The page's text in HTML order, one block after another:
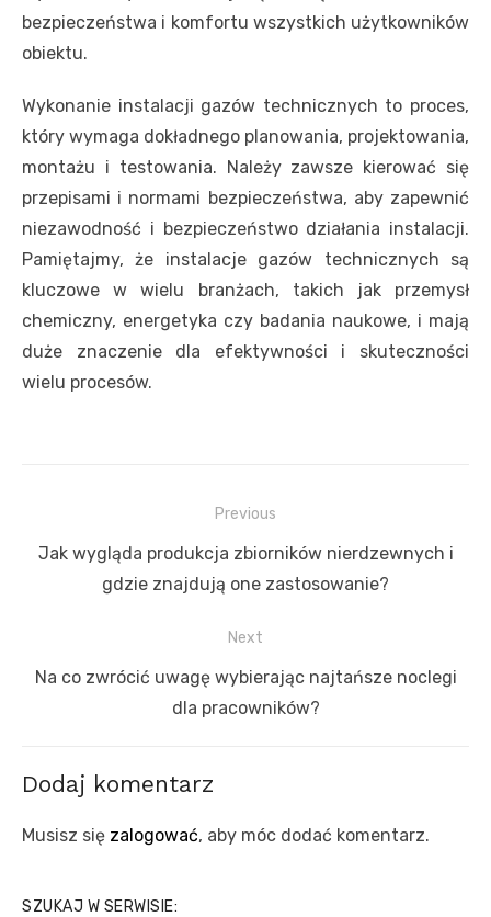
bezpieczeństwa i komfortu wszystkich użytkowników
obiektu.
Wykonanie instalacji gazów technicznych to proces,
który wymaga dokładnego planowania, projektowania,
montażu i testowania. Należy zawsze kierować się
przepisami i normami bezpieczeństwa, aby zapewnić
niezawodność i bezpieczeństwo działania instalacji.
Pamiętajmy, że instalacje gazów technicznych są
kluczowe w wielu branżach, takich jak przemysł
chemiczny, energetyka czy badania naukowe, i mają
duże znaczenie dla efektywności i skuteczności
wielu procesów.
wpisu
Previous
Previous
Jak wygląda produkcja zbiorników nierdzewnych i
gdzie znajdują one zastosowanie?
Next
Next
Na co zwrócić uwagę wybierając najtańsze noclegi
dla pracowników?
Dodaj komentarz
Musisz się zalogować, aby móc dodać komentarz.
SZUKAJ W SERWISIE: